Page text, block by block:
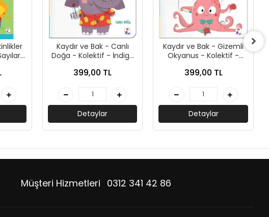
-
Kaydır ve Bak - Canlı
Doğa - Kolektif - İndigo
399,00 TL
Detaylar
Kaydır ve Bak - Gizemli
Okyanus - Kolektif -
399,00 TL
Detaylar
Müşteri Hizmetleri 0312 341 42 86